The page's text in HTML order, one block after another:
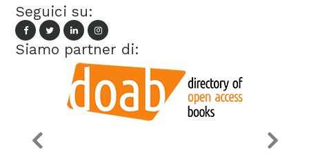
Seguici su:
Siamo partner di: